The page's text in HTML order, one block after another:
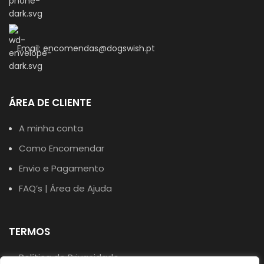
Email: encomendas@dogswish.pt
ÁREA DE CLIENTE
A minha conta
Como Encomendar
Envio e Pagamento
FAQ’s | Área de Ajuda
TERMOS
Política de Privacidade